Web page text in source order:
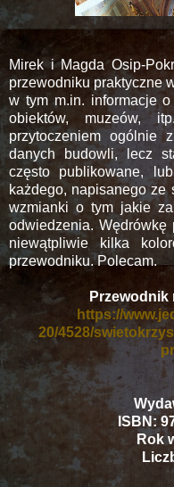
Mirek i Magda Osip-
przewodniku praktyczne
w tym m.in. informacje
obiektów, muzeów,
przytoczeniem ogólnie
danych budowli, lecz
często publikowane,
każdego, napisanego ze
wzmianki o tym jakie
odwiedzenia. Wędrówkę
niewątpliwie kilka
przewodniku. Polecam.
Przewodnik
https://
20/4528/
ISBN:
Rok